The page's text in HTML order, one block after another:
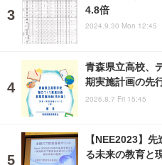
4.8倍
2024.9.30 Mon 12:45
青森県立高校、
期実施計画の先
2026.8.7 Fri 15:45
【NEE2023】
る未来の教育と